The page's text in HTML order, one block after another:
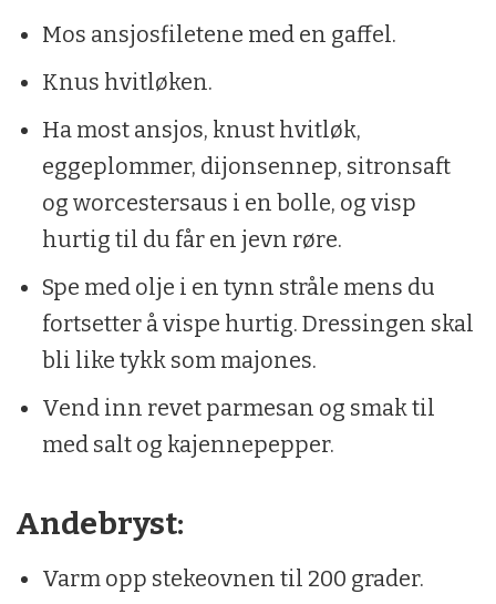
4 stk. hjertesalat
50 g parmesan
Mos ansjosfiletene med en gaffel.
Knus hvitløken.
Ha most ansjos, knust hvitløk,
eggeplommer, dijonsennep, sitronsaft
og worcestersaus i en bolle, og visp
hurtig til du får en jevn røre.
Spe med olje i en tynn stråle mens du
fortsetter å vispe hurtig. Dressingen skal
bli like tykk som majones.
Vend inn revet parmesan og smak til
med salt og kajennepepper.
Andebryst:
Varm opp stekeovnen til 200 grader.